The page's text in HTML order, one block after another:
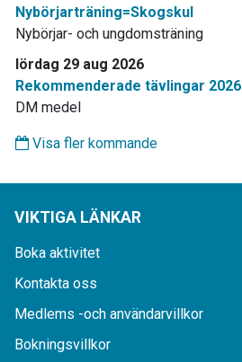
Nybörjarträning=Skogskul
Nybörjar- och ungdomsträning
lördag 29 aug 2026
Rekommenderade tävlingar 2026
DM medel
Visa fler kommande
VIKTIGA LÄNKAR
Boka aktivitet
Kontakta oss
Medlems -och användarvillkor
Bokningsvillkor